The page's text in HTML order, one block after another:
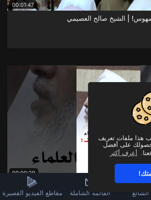
هذا ملفات تعريف
حصولك على أفضل
أعرف أكثر
00:01:47
| الشيخ صالح العصيمي
00:00:29
العلماء عند الإحساس بالضعف !
الشائع القائمة الشاملة مقاطع الفيديو القصيرة